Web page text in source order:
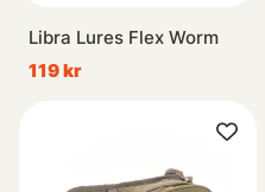
Libra Lures Flex Worm
119 kr